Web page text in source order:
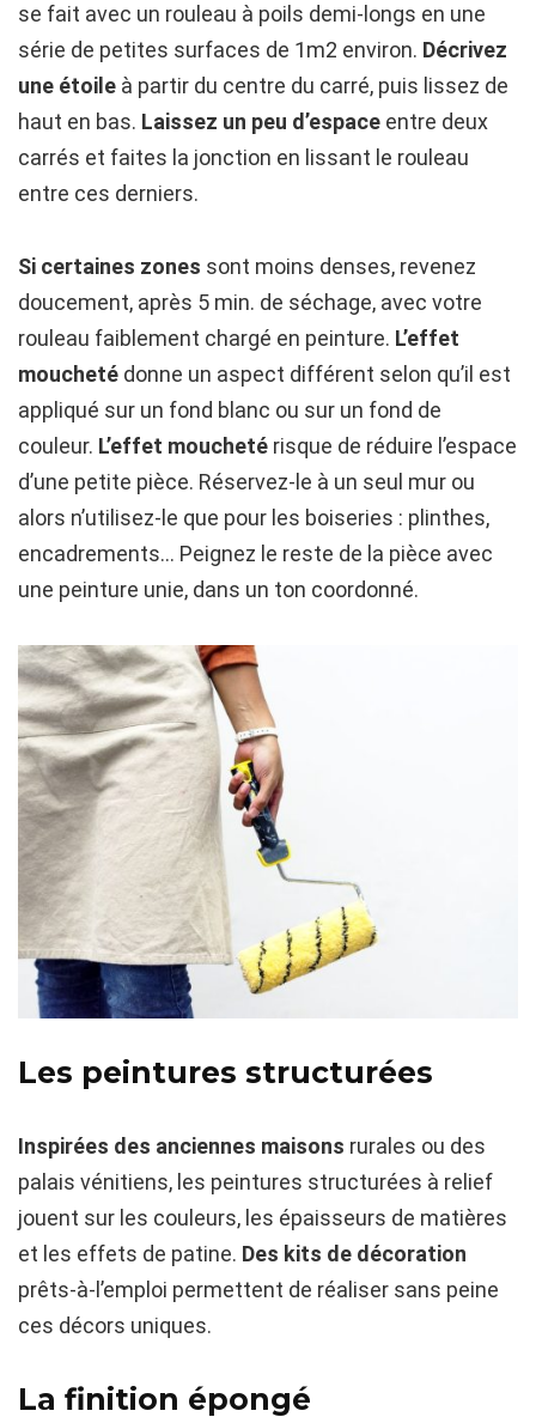
se fait avec un rouleau à poils demi-longs en une
série de petites surfaces de 1m2 environ. Décrivez
une étoile à partir du centre du carré, puis lissez de
haut en bas. Laissez un peu d’espace entre deux
carrés et faites la jonction en lissant le rouleau
entre ces derniers.
Si certaines zones sont moins denses, revenez
doucement, après 5 min. de séchage, avec votre
rouleau faiblement chargé en peinture. L’effet
moucheté donne un aspect différent selon qu’il est
appliqué sur un fond blanc ou sur un fond de
couleur. L’effet moucheté risque de réduire l’espace
d’une petite pièce. Réservez-le à un seul mur ou
alors n’utilisez-le que pour les boiseries : plinthes,
encadrements… Peignez le reste de la pièce avec
une peinture unie, dans un ton coordonné.
Les peintures structurées
Inspirées des anciennes maisons rurales ou des
palais vénitiens, les peintures structurées à relief
jouent sur les couleurs, les épaisseurs de matières
et les effets de patine. Des kits de décoration
prêts-à-l’emploi permettent de réaliser sans peine
ces décors uniques.
La finition épongé